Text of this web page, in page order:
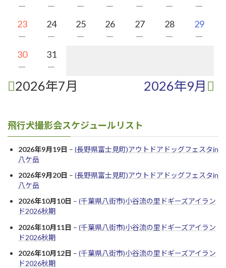
－
－
－
－
－
－
－
23
－
24
－
25
－
26
－
27
－
28
－
29
－
30
－
31
－
2026年7月 2026年9月
飛行犬撮影会スケジュールリスト
2026年9月19日 – (長野県富士見町)アウトドアドッグフェスタin
八ケ岳
2026年9月20日 – (長野県富士見町)アウトドアドッグフェスタin
八ケ岳
2026年10月10日 – (千葉県八街市)小谷流の里ドギーズアイラン
ド2026秋期
2026年10月11日 – (千葉県八街市)小谷流の里ドギーズアイラン
ド2026秋期
2026年10月12日 – (千葉県八街市)小谷流の里ドギーズアイラン
ド2026秋期